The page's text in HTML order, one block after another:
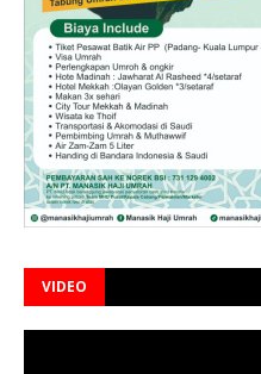
VIDEO